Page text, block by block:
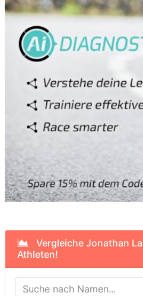
Vergleiche Jonathan
Athleten!